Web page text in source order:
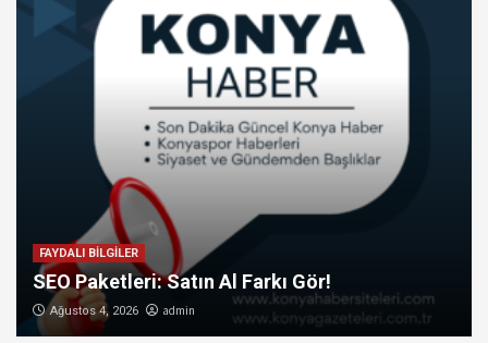
FAYDALI BİLGİLER
SEO Paketleri: Satın Al Farkı Gör!
Ağustos 4, 2026 admin